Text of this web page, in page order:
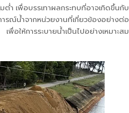
ำ เพื่อบรรเทาผลกระทบที่อาจเกิดขึ้นกับ
รณ์น้ำจากหน่วยงานที่เกี่ยวข้องอย่างต่อ
ให้การระบายน้ำเป็นไปอย่างเหมาะสม